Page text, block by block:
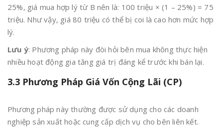
25%, giá mua hợp lý từ B nên là: 100 triệu × (1 – 25%) = 75
triệu. Như vậy, giá 80 triệu có thể bị coi là cao hơn mức hợp
lý.
Lưu ý: Phương pháp này đòi hỏi bên mua không thực hiện
nhiều hoạt động gia tăng giá trị đáng kể trước khi bán lại.
3.3 Phương Pháp Giá Vốn Cộng Lãi (CP)
Phương pháp này thường được sử dụng cho các doanh
nghiệp sản xuất hoặc cung cấp dịch vụ cho bên liên kết.